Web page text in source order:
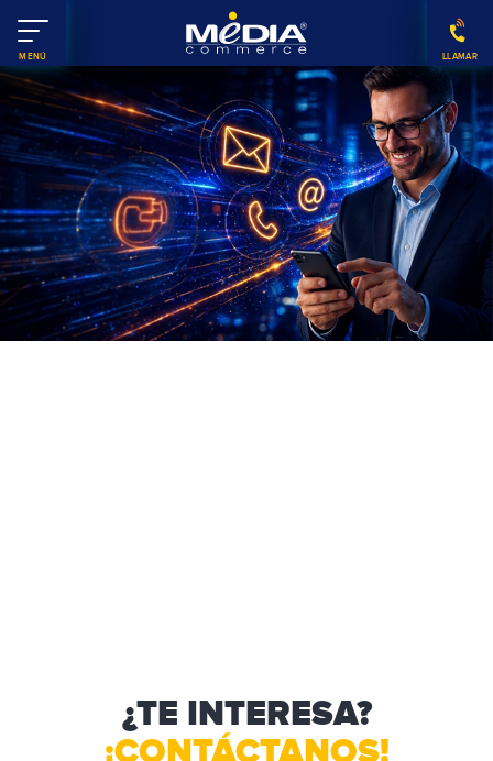
¿TE INTERESA?